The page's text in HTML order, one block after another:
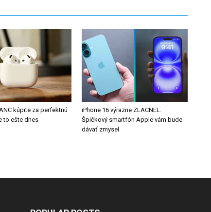
kúpite za perfektnú
to ešte dnes
iPhone 16 výrazne ZLACNEL.
Špičkový smartfón Apple vám bude
dávať zmysel